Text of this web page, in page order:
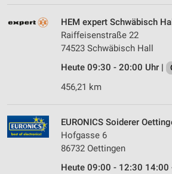
HEM expert Schwäbisch Hall
Raiffeisenstraße 22
74523 Schwäbisch Hall
Heute 09:30 - 20:00 Uhr |
456,21 km
EURONICS Soiderer
Hofgasse 6
86732 Oettingen
Heute 09:00 - 12:30 14:00
Verwendung von Profilen zur Auswahl
personalisierter Werbung
Erstellung von Profilen zur
von Inhalten
Messung der Werbeleistung